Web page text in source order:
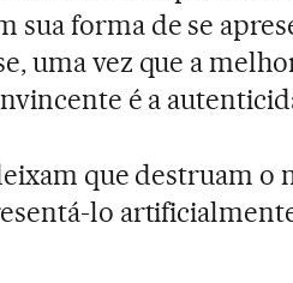
sua forma de se
uma vez que a
é a
que destruam o
lo